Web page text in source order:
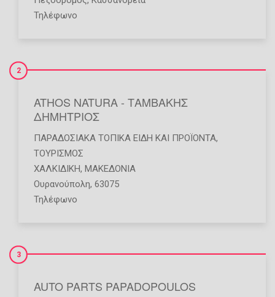
Τηλέφωνο
ATHOS NATURA - ΤΑΜΒΑΚΗΣ
ΔΗΜΗΤΡΙΟΣ
2
ΠΑΡΑΔΟΣΙΑΚΆ ΤΟΠΙΚΆ ΕΊΔΗ ΚΑΙ ΠΡΟΪΌΝΤΑ,
ΤΟΥΡΙΣΜΌΣ
ΧΑΛΚΙΔΙΚΗ, ΜΑΚΕΔΟΝΙΑ
Ουρανούπολη, 63075
Τηλέφωνο
AUTO PARTS PAPADOPOULOS
3